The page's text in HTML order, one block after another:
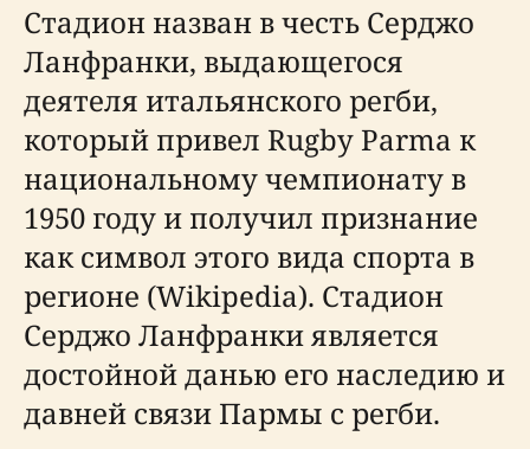
Стадион назван в честь Серджо
Ланфранки, выдающегося
деятеля итальянского регби,
который привел Rugby Parma к
национальному чемпионату в
1950 году и получил признание
как символ этого вида спорта в
регионе (Wikipedia). Стадион
Серджо Ланфранки является
достойной данью его наследию и
давней связи Пармы с регби.